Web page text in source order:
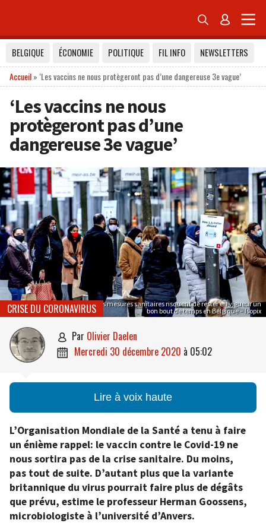
 
BELGIQUE ÉCONOMIE POLITIQUE FIL INFO
NEWSLETTERS
Accueil» ‘Les vaccins ne nous protègeront pas d’une dangereuse 3e vague’
‘Les vaccins ne nous
protègeront pas d’une
dangereuse 3e vague’
Les mesures sanitaires risquent de rester en vigueur un
bon bout de temps en Belgique – Isopix
CRISE DU CORONAVIRUS
 par Olivier Daelen
 mercredi 30 décembre 2020 à 05:02
Lire à voix haute
L’Organisation Mondiale de la Santé a tenu à faire
un énième rappel: le vaccin contre le Covid-19 ne
nous sortira pas de la crise sanitaire. Du moins,
pas tout de suite. D’autant plus que la variante
britannique du virus pourrait faire plus de dégâts
que prévu, estime le professeur Herman Goossens,
microbiologiste à l’université d’Anvers.